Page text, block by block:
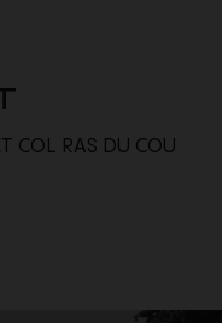
COL RAS DU COU